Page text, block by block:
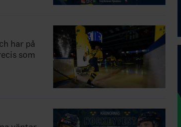
har på
som